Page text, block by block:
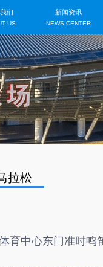
拉松
育中心东门准时鸣